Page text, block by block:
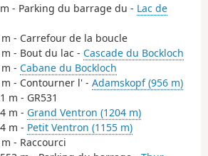
- Parking du barrage du - Lac de
- Carrefour de la boucle
- Bout du lac - Cascade du Bockloch
- Cabane du Bockloch
- Contourner l' - Adamskopf (956 m)
m - GR531
m - Grand Ventron (1204 m)
m - Petit Ventron (1155 m)
- Raccourci